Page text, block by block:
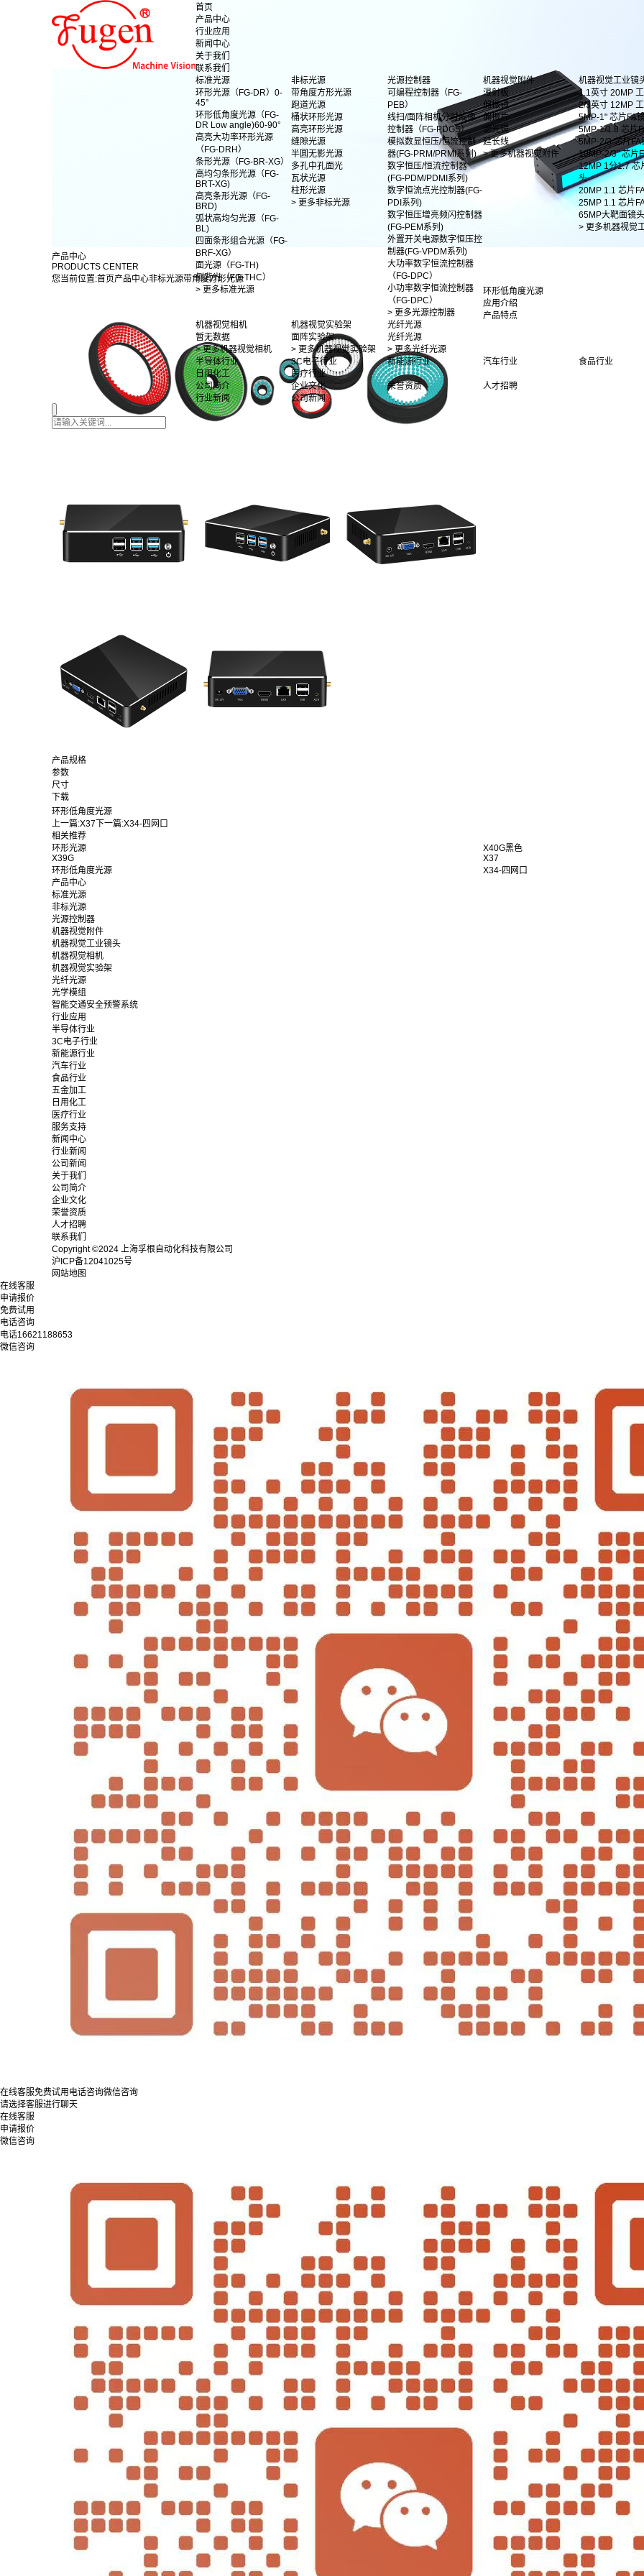
首页
产品中心
行业应用
新闻中心
关于我们
联系我们
标准光源
环形光源（FG-DR）0-
45°
环形低角度光源（FG-
DR Low angle)60-90°
高亮大功率环形光源
（FG-DRH）
条形光源（FG-BR-XG）
高均匀条形光源（FG-
BRT-XG)
高亮条形光源（FG-
BRD)
弧状高均匀光源（FG-
BL)
四面条形组合光源（FG-
BRF-XG）
面光源（FG-TH)
侧背光（FG-THC）
> 更多标准光源
非标光源
带角度方形光源
跑道光源
桶状环形光源
高亮环形光源
缝隙光源
半圆无影光源
多孔中孔面光
瓦状光源
柱形光源
> 更多非标光源
光源控制器
可编程控制器（FG-
PEB）
线扫/面阵相机分时成像
控制器（FG-PDGS）
模拟数显恒压/恒流控制
器(FG-PRM/PRMI系列)
数字恒压/恒流控制器
(FG-PDM/PDMI系列)
数字恒流点光控制器(FG-
PDI系列)
数字恒压增亮频闪控制器
(FG-PEM系列)
外置开关电源数字恒压控
制器(FG-VPDM系列)
大功率数字恒流控制器
（FG-DPC）
小功率数字恒流控制器
（FG-DPC）
> 更多光源控制器
机器视觉附件
漫射板
偏振镜
偏振片
滤光镜
延长线
> 更多机器视觉附件
机器视觉工业镜
1.1英寸 20MP
2/3英寸 12MP
5MP-1" 芯片FA
5MP-1/1.8 芯片
5MP-2/3 芯片FA
10MP-2/3" 芯片
12MP 1分1.7 芯
头
20MP 1.1 芯片
25MP 1.1 芯片
65MP大靶面镜
> 更多机器视觉
机器视觉相机
暂无数据
> 更多机器视觉相机
机器视觉实验架
面阵实验架
> 更多机器视觉实验架
光纤光源
光纤光源
> 更多光纤光源
半导体行业
3C电子行业 新能源行业 汽车行业
食品行业
日用化工
医疗行业
公司简介
企业文化 荣誉资质
人才招聘
行业新闻
公司新闻
产品中心
PRODUCTS CENTER
您当前位置:首页产品中心非标光源带角度方形光源
环形低角度光源
应用介绍
产品特点
产品规格
参数
尺寸
下载
环形低角度光源
上一篇:X37下一篇:X34-四网口
相关推荐
环形光源
X40G黑色
X39G
X37
环形低角度光源
X34-四网口
产品中心
标准光源
非标光源
光源控制器
机器视觉附件
机器视觉工业镜头
机器视觉相机
机器视觉实验架
光纤光源
光学模组
智能交通安全预警系统
行业应用
半导体行业
3C电子行业
新能源行业
汽车行业
食品行业
五金加工
日用化工
医疗行业
服务支持
新闻中心
行业新闻
公司新闻
关于我们
公司简介
企业文化
荣誉资质
人才招聘
联系我们
Copyright ©2024 上海孚根自动化科技有限公司
沪ICP备12041025号
网站地图
在线客服
申请报价
免费试用
电话咨询
电话16621188653
微信咨询
在线客服免费试用 电话咨询微信咨询
请选择客服进行聊天
在线客服
申请报价
微信咨询